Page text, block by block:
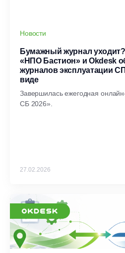
Новости
Бумажный журнал
«НПО Бастион» и Okdesk
журналов эксплуатации
виде
Завершилась ежегодная
СБ 2026».
27.02.2026